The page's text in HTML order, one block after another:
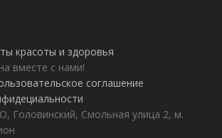
красоты и здоровья
вместе с нами!
соглашение
Головинский, Смольная улица 2, м.